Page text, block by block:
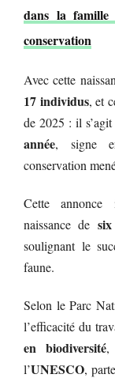
dans la
conservation
Avec cette
17 individus, et
de 2025 : il
année, signe
conservation
Cette annonce
naissance de
soulignant le
faune.
Selon le Parc
l’efficacité du
en biodiversité,
l’UNESCO,